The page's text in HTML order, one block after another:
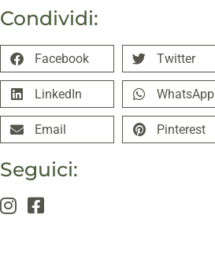
Condividi:
Facebook Twitter
LinkedIn WhatsApp
Email Pinterest
Seguici: